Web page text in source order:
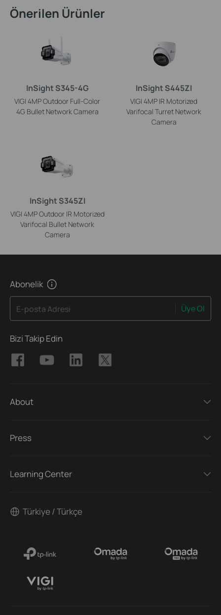
Önerilen Ürünler
InSight S345-4G
VIGI 4MP Outdoor Full-Color
4G Bullet Network Camera
InSight S445ZI
VIGI 4MP IR Motorized
Varifocal Turret Network
Camera
InSight S345ZI
VIGI 4MP Outdoor IR Motorized
Varifocal Bullet Network
Camera
Abonelik
E-posta Adresi Üye Ol
Bizi Takip Edin
About
Press
Learning Center
Türkiye / Türkçe